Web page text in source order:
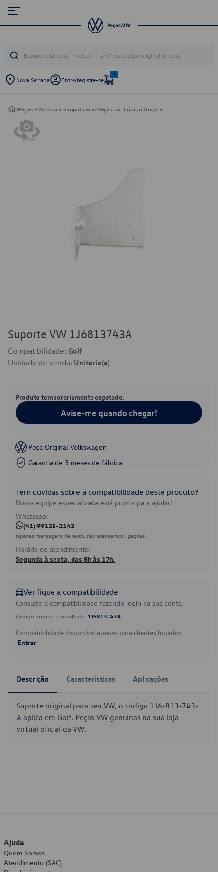
Nova Serrana Entre/registre-se
0
/Peças VW/Busca Simplificada/Peças por Código Original
Suporte VW 1J6813743A
Compatibilidade: Golf
Unidade de venda: Unitário(a)
Produto temporariamente esgotado.
Avise-me quando chegar!
Peça Original Volkswagen
Garantia de 3 meses de fábrica
Tem dúvidas sobre a compatibilidade deste produto?
Nossa equipe especializada está pronta para ajudar!
Whatsapp:
(41) 99125-2143
(apenas mensagens de texto, não atendemos ligações)
Horário de atendimento:
Segunda à sexta, das 8h às 17h.
Verifique a compatibilidade
Consulte a compatibilidade fazendo login na sua conta.
Código original consultado: 1J6813743A
Compatibilidade disponível apenas para clientes logados.
Entrar
Descrição Características Aplicações
Suporte original para seu VW, o código 1J6-813-743-
A aplica em Golf. Peças VW genuínas na sua loja
virtual oficial da VW.
Ajuda
Quem Somos
Atendimento (SAC)